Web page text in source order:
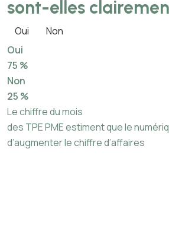
sont-elles
Oui
Non
Oui
75 %
Non
25 %
Le chiffre du mois
des TPE PME estiment que le
d’augmenter le chiffre d’affaires